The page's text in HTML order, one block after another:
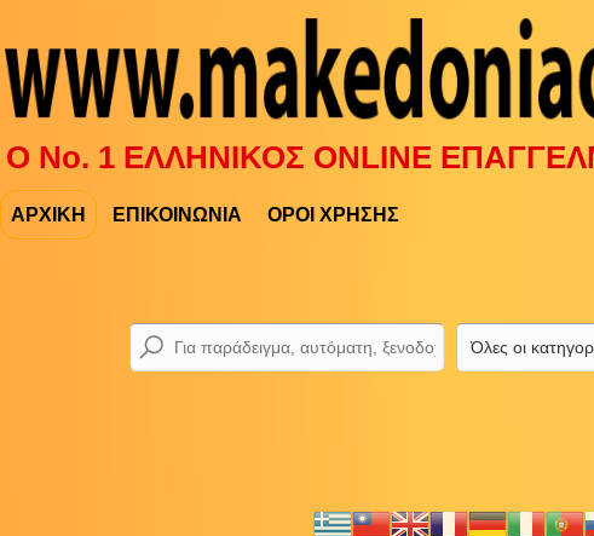
ΑΡΧΙΚΗ ΕΠΙΚΟΙΝΩΝΙΑ ΟΡΟΙ ΧΡΗΣΗΣ
Ο Νο. 1 ΕΛΛΗΝΙΚΟΣ ONLINE